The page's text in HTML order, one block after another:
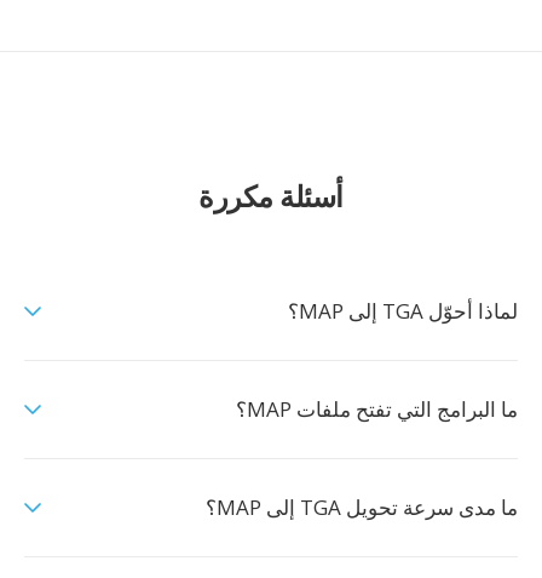
أسئلة مكررة
لماذا أحوّل TGA إلى MAP؟
ما البرامج التي تفتح ملفات MAP؟
ما مدى سرعة تحويل TGA إلى MAP؟